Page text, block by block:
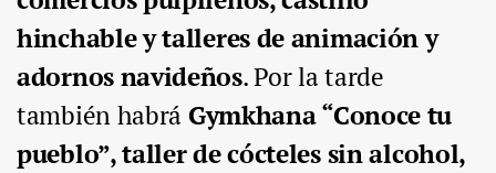
hinchable y talleres de animación y
adornos navideños. Por la tarde
también habrá Gymkhana “Conoce tu
pueblo”, taller de cócteles sin alcohol,